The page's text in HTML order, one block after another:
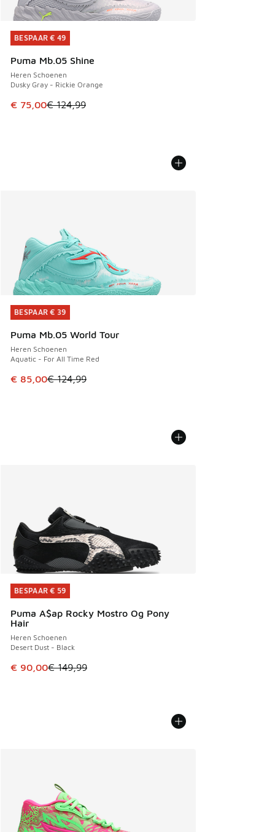
BESPAAR € 49
Puma Mb.05 Shine
Heren Schoenen
Dusky Gray - Rickie Orange
Dit artikel is in de uitverkoop. Dit artikel is in de
€ 75,00€ 124,99
BESPAAR € 49
BESPAAR € 39
Puma Mb.05 World Tour
Heren Schoenen
Aquatic - For All Time Red
Dit artikel is in de uitverkoop. Dit artikel is in de
€ 85,00€ 124,99
BESPAAR € 39
BESPAAR € 59
Puma A$ap Rocky Mostro Og Pony
Hair
Heren Schoenen
Desert Dust - Black
Dit artikel is in de uitverkoop. Dit artikel is in de
€ 90,00€ 149,99
BESPAAR € 59